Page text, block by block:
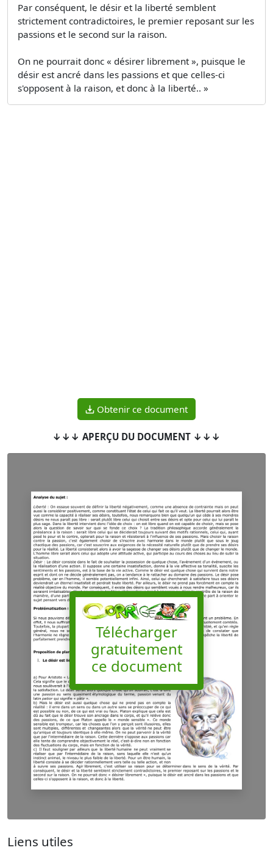
Par conséquent, le désir et la liberté semblent
strictement contradictoires, le premier reposant sur les
passions et le second sur la raison.
On ne pourrait donc « désirer librement », puisque le
désir est ancré dans les passions et que celles-ci
s'opposent à la raison, et donc à la liberté.. »
Obtenir ce document
↓↓↓ APERÇU DU DOCUMENT ↓↓↓
Télécharger
gratuitement
ce document
Liens utiles